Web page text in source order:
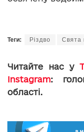
Теги: Різдво Свята
Читайте нас у
Instagram:
області.